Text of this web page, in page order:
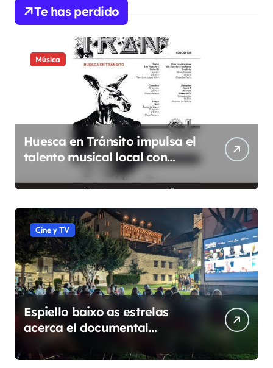
Te has perdido
Música
Huesca en Tránsito impulsa el
talento musical local con
conciertos durante todo 2026
Cine y TV
Espiello baixo as estrelas
acerca el documental
etnográfico a 14 localidades
de Sobrarbe